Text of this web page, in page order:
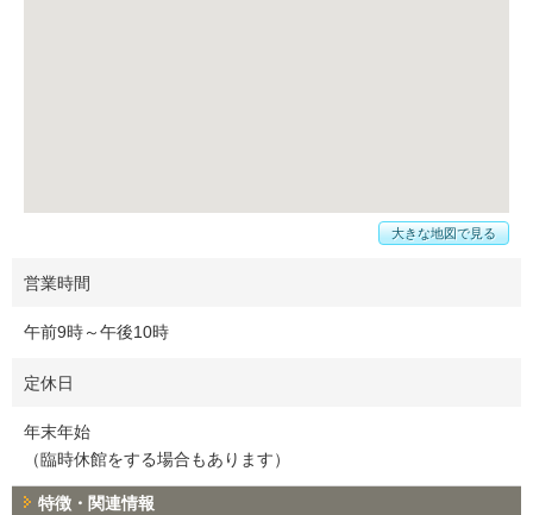
大きな地図で見る
営業時間
午前9時～午後10時
定休日
年末年始
（臨時休館をする場合もあります）
特徴・関連情報